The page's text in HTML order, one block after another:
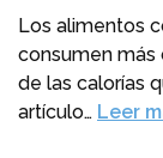
Los alimentos
consumen más
de las calorías
artículo… Leer